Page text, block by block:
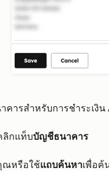
ารสำหรับการชำระเงิน
ลิกแท็บบัญชีธนาคาร
ณหรือใช้แถบค้นหาเพื่อ